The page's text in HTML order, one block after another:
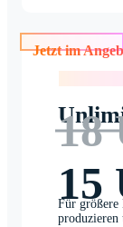
Jetzt im Angebot!
18
15
Für größere
produzieren